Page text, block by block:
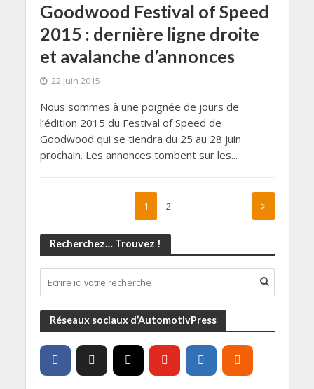
Goodwood Festival of Speed
2015 : dernière ligne droite
et avalanche d’annonces
22 juin 2015
Nous sommes à une poignée de jours de
l’édition 2015 du Festival of Speed de
Goodwood qui se tiendra du 25 au 28 juin
prochain. Les annonces tombent sur les...
1 2
Recherchez… Trouvez !
Réseaux sociaux d’AutomotivPress